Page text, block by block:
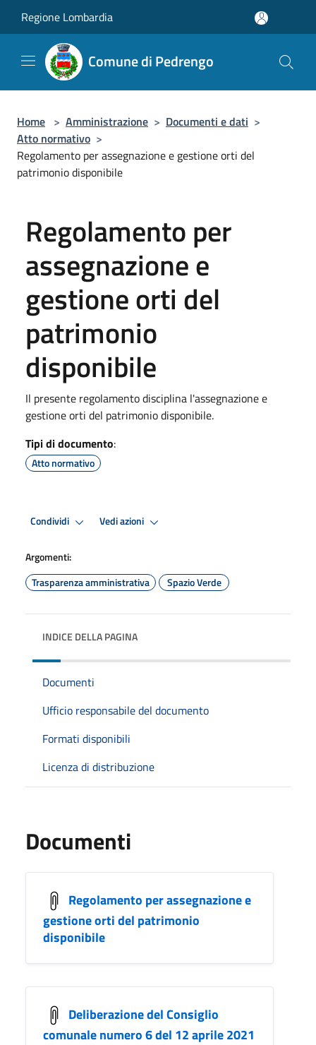
Regione Lombardia
Comune di Pedrengo
Home > Amministrazione > Documenti e dati >
Atto normativo >
Regolamento per assegnazione e gestione orti del
patrimonio disponibile
Regolamento per
assegnazione e
gestione orti del
patrimonio
disponibile
Il presente regolamento disciplina l'assegnazione e
gestione orti del patrimonio disponibile.
Tipi di documento:
Atto normativo
Condividi Vedi azioni
Argomenti:
Trasparenza amministrativa
Spazio Verde
INDICE DELLA PAGINA
Documenti
Ufficio responsabile del documento
Formati disponibili
Licenza di distribuzione
Documenti
Regolamento per assegnazione e
gestione orti del patrimonio
disponibile
Deliberazione del Consiglio
comunale numero 6 del 12 aprile 2021